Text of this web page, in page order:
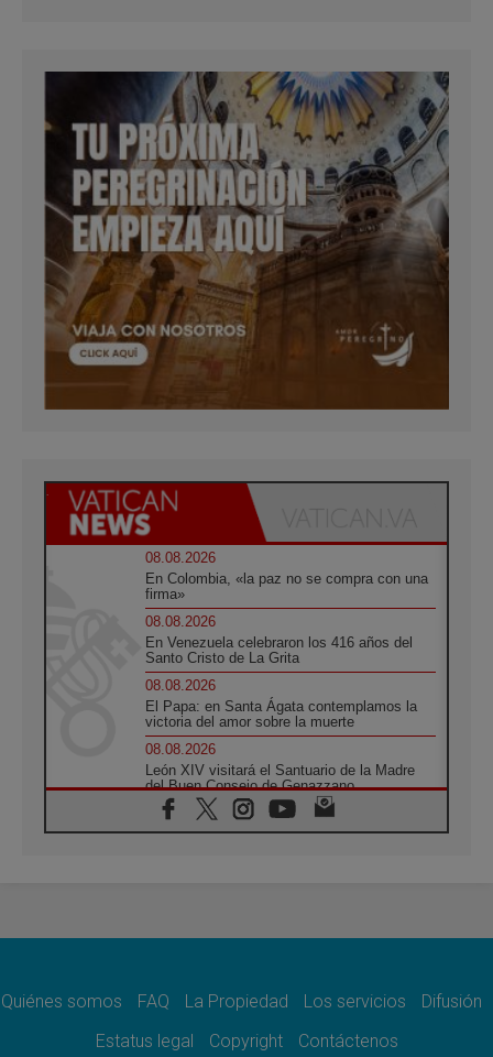
08.08.2026
En Colombia, «la paz no se compra con una
firma»
08.08.2026
En Venezuela celebraron los 416 años del
Santo Cristo de La Grita
08.08.2026
El Papa: en Santa Ágata contemplamos la
victoria del amor sobre la muerte
08.08.2026
León XIV visitará el Santuario de la Madre
del Buen Consejo de Genazzano
07.08.2026
Filipinas: el Vicariato Apostólico de Calapán
07.08.2026
07.08.2026
muertos en 300 días
Quiénes somos FAQ La Propiedad Los servicios
Difusión
Estatus legal
Copyright Contáctenos